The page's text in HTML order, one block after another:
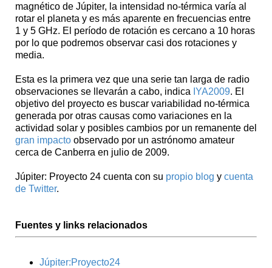
magnético de Júpiter, la intensidad no-térmica varía al
rotar el planeta y es más aparente en frecuencias entre
1 y 5 GHz. El período de rotación es cercano a 10 horas
por lo que podremos observar casi dos rotaciones y
media.
Esta es la primera vez que una serie tan larga de radio
observaciones se llevarán a cabo, indica IYA2009. El
objetivo del proyecto es buscar variabilidad no-térmica
generada por otras causas como variaciones en la
actividad solar y posibles cambios por un remanente del
gran impacto observado por un astrónomo amateur
cerca de Canberra en julio de 2009.
Júpiter: Proyecto 24 cuenta con su propio blog y cuenta
de Twitter.
Fuentes y links relacionados
Júpiter:Proyecto24